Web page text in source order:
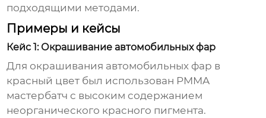
подходящими методами.
Примеры и кейсы
Кейс 1: Окрашивание автомобильных фар
Для окрашивания автомобильных фар в
красный цвет был использован PMMA
мастербатч с высоким содержанием
неорганического красного пигмента.